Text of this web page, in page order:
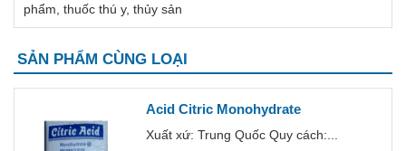
phẩm, thuốc thú y, thủy sản
SẢN PHẨM CÙNG LOẠI
Acid Citric Monohydrate
Xuất xứ: Trung Quốc Quy cách:...